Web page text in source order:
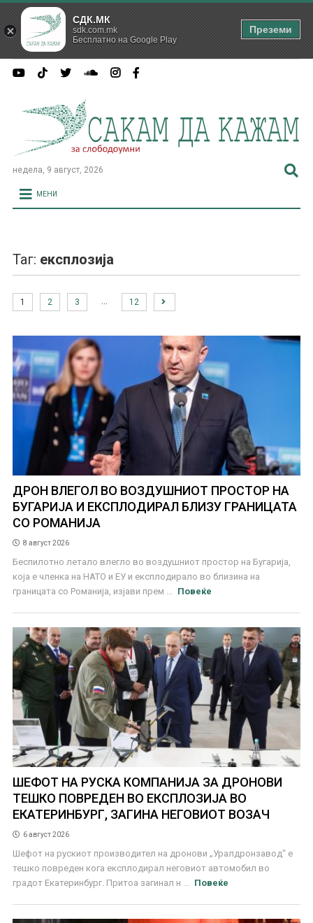
недела, 9 август, 2026
МЕНИ
Таг: експлозија
1 2 3 12
ДРОН ВЛЕГОЛ ВО ВОЗДУШНИОТ ПРОСТОР НА
БУГАРИЈА И ЕКСПЛОДИРАЛ БЛИЗУ ГРАНИЦАТА
СО РОМАНИЈА
8 август 2026
Беспилотно летало влегло во воздушниот простор на Бугарија,
која е членка на НАТО и ЕУ и експлодирало во близина на
границата со Романија, изјави прем ...
Повеќе
ШЕФОТ НА РУСКА КОМПАНИЈА ЗА ДРОНОВИ
ТЕШКО ПОВРЕДЕН ВО ЕКСПЛОЗИЈА ВО
ЕКАТЕРИНБУРГ, ЗАГИНА НЕГОВИОТ ВОЗАЧ
6 август 2026
Шефот на рускиот производител на дронови „Уралдронзавод“ е
тешко повреден кога експлодирал неговиот автомобил во
градот Екатеринбург. Притоа загинал н ...
Повеќе
СДК.МК
sdk.com.mk
Бесплатно на Google Play
Преземи